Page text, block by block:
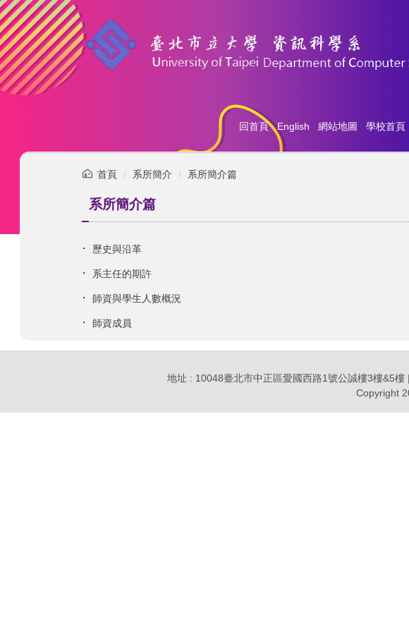
跳
到
主
要
內
容
回首頁 English 網站地圖 學校首頁
首頁 系所簡介 系所簡介篇
系所簡介篇
歷史與沿革
系主任的期許
師資與學生人數概況
師資成員
地址 : 10048臺北市中正區愛國西路1號公誠樓3樓&5
Copyright